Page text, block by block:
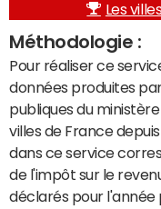
Les
Méthodologie :
Pour réaliser ce
données produites
publiques du
villes de France
dans ce service
de l'impôt sur le
déclarés pour l'année